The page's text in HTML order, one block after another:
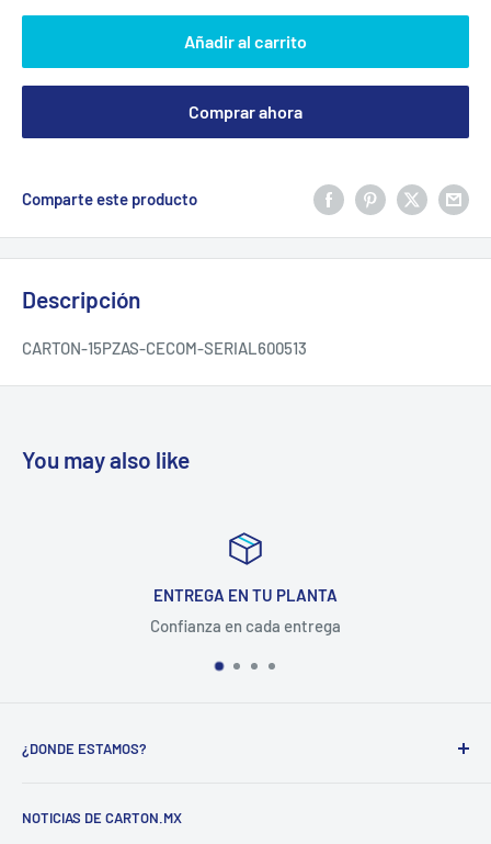
Añadir al carrito
Comprar ahora
Comparte este producto
Descripción
CARTON-15PZAS-CECOM-SERIAL600513
You may also like
ENTREGA EN TU PLANTA
Confianza en cada entrega
¿DONDE ESTAMOS?
NOTICIAS DE CARTON.MX